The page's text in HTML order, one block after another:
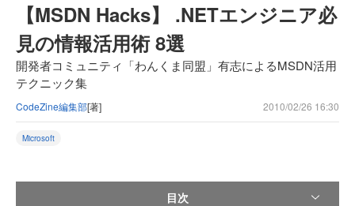
【MSDN Hacks】 .NETエンジニア必
見の情報活用術 8選
開発者コミュニティ「わんくま同盟」有志によるMSDN活用
テクニック集
CodeZine編集部[著] 2010/02/26 16:30
Microsoft
目次